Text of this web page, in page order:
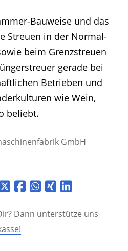
Bauweise und das
Streuen in der Normal-
beim Grenzstreuen
gerade bei
Betrieben und
wie Wein,
beliebt.
GmbH
Dann unterstütze uns